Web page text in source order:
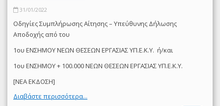
31/01/2022
Οδηγίες Συμπλήρωσης Αίτησης – Υπεύθυνης Δήλωσης
Αποδοχής από του
1ου ΕΝΣΗΜΟΥ ΝΕΩΝ ΘΕΣΕΩΝ ΕΡΓΑΣΙΑΣ ΥΠ.Ε.Κ.Υ. ή/και
1ου ΕΝΣΗΜΟΥ + 100.000 ΝΕΩΝ ΘΕΣΕΩΝ ΕΡΓΑΣΙΑΣ ΥΠ.Ε.Κ.Υ.
[ΝΕΑ ΕΚΔΟΣΗ]
Διαβάστε περισσότερα...